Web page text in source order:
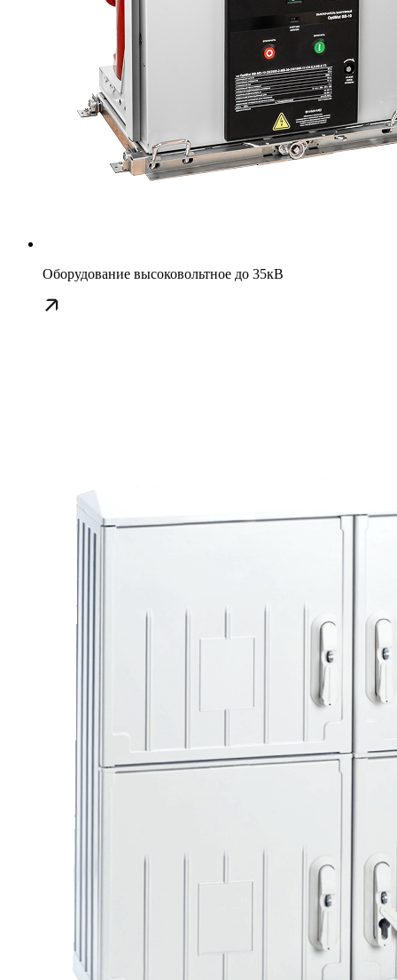
Оборудование высоковольтное до 35кВ